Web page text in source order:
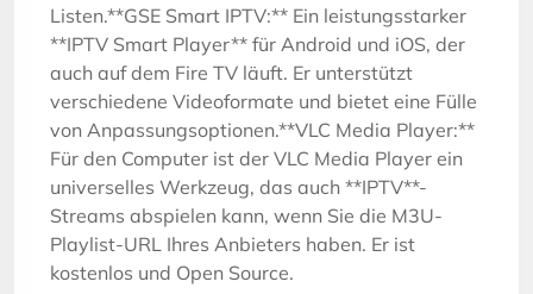
Listen.**GSE Smart IPTV:** Ein leistungsstarker
**IPTV Smart Player** für Android und iOS, der
auch auf dem Fire TV läuft. Er unterstützt
verschiedene Videoformate und bietet eine Fülle
von Anpassungsoptionen.**VLC Media Player:**
Für den Computer ist der VLC Media Player ein
universelles Werkzeug, das auch **IPTV**-
Streams abspielen kann, wenn Sie die M3U-
Playlist-URL Ihres Anbieters haben. Er ist
kostenlos und Open Source.